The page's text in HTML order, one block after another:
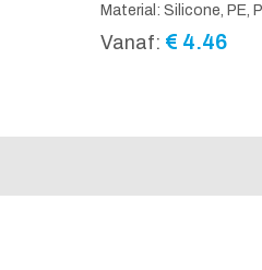
Material: Silicone, PE,
Vanaf: € 4.46